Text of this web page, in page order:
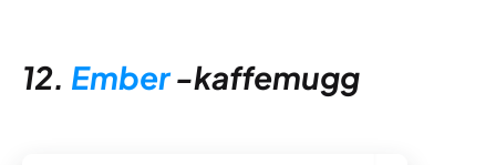
12. Ember-kaffemugg